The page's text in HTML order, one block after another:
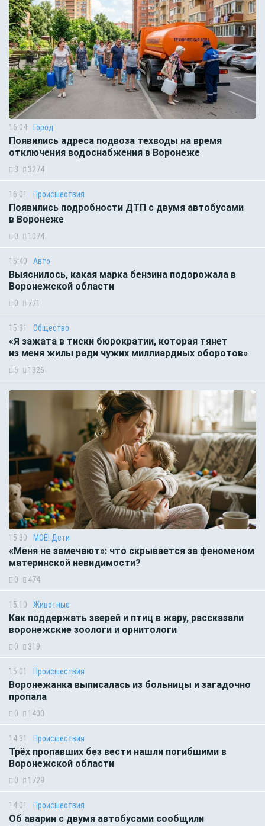
16:04 Город
Появились адреса подвоза техводы на время
отключения водоснабжения в Воронеже
3 3274
16:01 Происшествия
Появились подробности ДТП с двумя автобусами
в Воронеже
0 1074
15:40 Авто
Выяснилось, какая марка бензина подорожала в
Воронежской области
0 771
15:31 Общество
«Я зажата в тиски бюрократии, которая тянет
из меня жилы ради чужих миллиардных оборотов»
5 1326
15:30 МОЁ! Дети
«Меня не замечают»: что скрывается за феноменом
материнской невидимости?
0 474
15:10 Животные
Как поддержать зверей и птиц в жару, рассказали
воронежские зоологи и орнитологи
0 319
15:01 Происшествия
Воронежанка выписалась из больницы и загадочно
пропала
0 1400
14:31 Происшествия
Трёх пропавших без вести нашли погибшими в
Воронежской области
0 1729
14:01 Происшествия
Об аварии с двумя автобусами сообщили